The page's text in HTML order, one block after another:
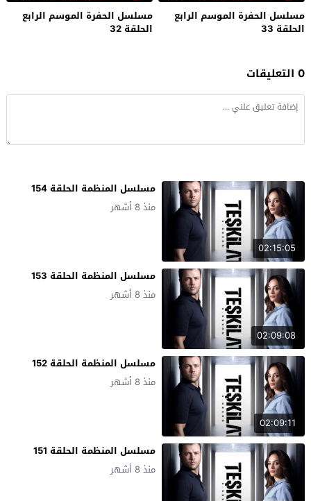
مسلسل الحفرة الموسم الرابع
الحلقة 33
مسلسل الحفرة الموسم الرابع
الحلقة 32
0 التعليقات
02:15:05
مسلسل المنظمة الحلقة 154
منذ 8 أشهر
02:09:08
مسلسل المنظمة الحلقة 153
منذ 8 أشهر
02:09:11
مسلسل المنظمة الحلقة 152
منذ 8 أشهر
مسلسل المنظمة الحلقة 151
منذ 8 أشهر